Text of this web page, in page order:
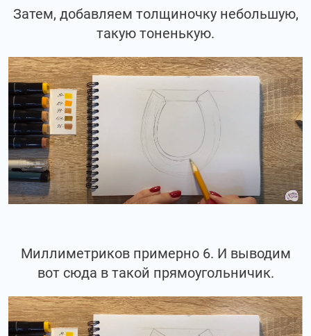
Затем, добавляем толщиночку небольшую,
такую тоненькую.
Миллиметриков примерно 6. И выводим
вот сюда в такой прямоугольничик.